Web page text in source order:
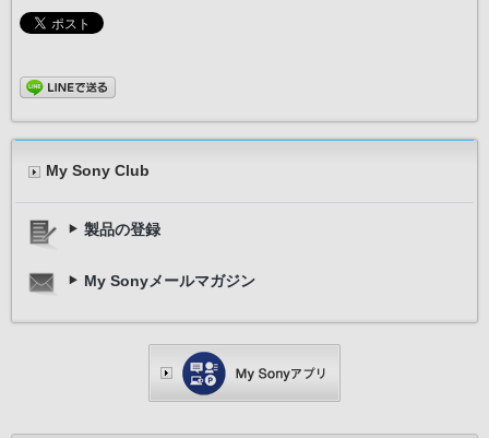
My Sony Club
製品の登録
My Sonyメールマガジン